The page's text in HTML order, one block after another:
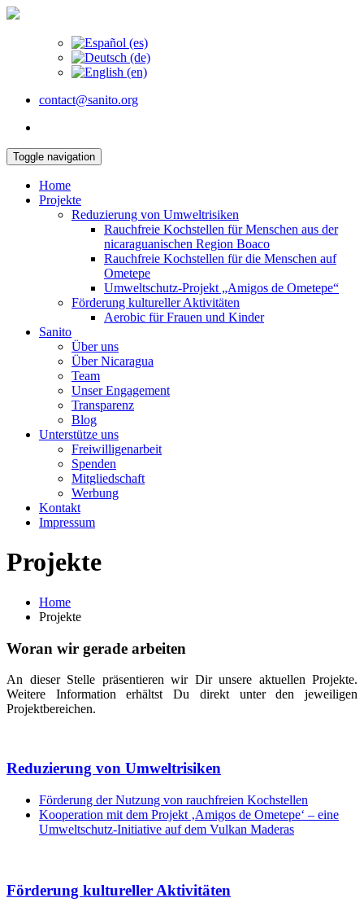
contact@sanito.org
Toggle navigation
Home
Projekte
Reduzierung von Umweltrisiken
Rauchfreie Kochstellen für Menschen aus der
nicaraguanischen Region Boaco
Rauchfreie Kochstellen für die Menschen auf
Ometepe
Umweltschutz-Projekt „Amigos de Ometepe“
Förderung kultureller Aktivitäten
Aerobic für Frauen und Kinder
Sanito
Über uns
Über Nicaragua
Team
Unser Engagement
Transparenz
Blog
Unterstütze uns
Freiwilligenarbeit
Spenden
Mitgliedschaft
Werbung
Kontakt
Impressum
Projekte
Home
Projekte
Woran wir gerade arbeiten
An dieser Stelle präsentieren wir Dir unsere aktuellen Projekte.
Weitere Information erhältst Du direkt unter den jeweiligen
Projektbereichen.
Reduzierung von Umweltrisiken
Förderung der Nutzung von rauchfreien Kochstellen
Kooperation mit dem Projekt ‚Amigos de Ometepe‘ – eine
Umweltschutz-Initiative auf dem Vulkan Maderas
Förderung kultureller Aktivitäten